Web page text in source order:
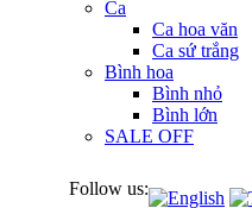
Ca
Ca hoa văn
Ca sứ trắng
Bình hoa
Bình nhỏ
Bình lớn
SALE OFF
Follow us: